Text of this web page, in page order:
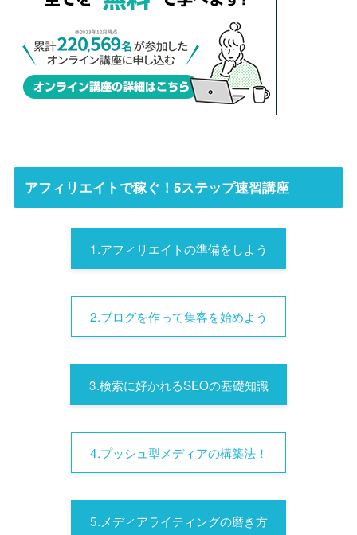
アフィリエイトで稼ぐ！5ステップ速習講座
1.アフィリエイトの準備をしよう
2.ブログを作って集客を始めよう
3.検索に好かれるSEOの基礎知識
4.プッシュ型メディアの構築法！
5.メディアライティングの磨き方